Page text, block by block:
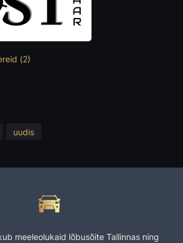
(2)
uudis
meeleolukaid lõbusõite Tallinnas ning